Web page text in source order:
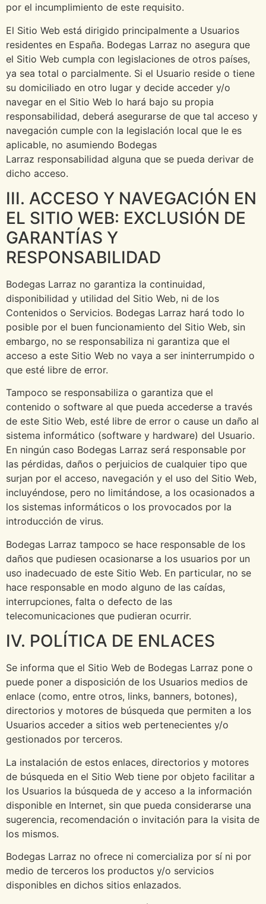
por el incumplimiento de este requisito.
El Sitio Web está dirigido principalmente a Usuarios
residentes en España. Bodegas Larraz no asegura que
el Sitio Web cumpla con legislaciones de otros países,
ya sea total o parcialmente. Si el Usuario reside o tiene
su domiciliado en otro lugar y decide acceder y/o
navegar en el Sitio Web lo hará bajo su propia
responsabilidad, deberá asegurarse de que tal acceso y
navegación cumple con la legislación local que le es
aplicable, no asumiendo Bodegas
Larraz responsabilidad alguna que se pueda derivar de
dicho acceso.
III. ACCESO Y NAVEGACIÓN EN
EL SITIO WEB: EXCLUSIÓN DE
GARANTÍAS Y
RESPONSABILIDAD
Bodegas Larraz no garantiza la continuidad,
disponibilidad y utilidad del Sitio Web, ni de los
Contenidos o Servicios. Bodegas Larraz hará todo lo
posible por el buen funcionamiento del Sitio Web, sin
embargo, no se responsabiliza ni garantiza que el
acceso a este Sitio Web no vaya a ser ininterrumpido o
que esté libre de error.
Tampoco se responsabiliza o garantiza que el
contenido o software al que pueda accederse a través
de este Sitio Web, esté libre de error o cause un daño al
sistema informático (software y hardware) del Usuario.
En ningún caso Bodegas Larraz será responsable por
las pérdidas, daños o perjuicios de cualquier tipo que
surjan por el acceso, navegación y el uso del Sitio Web,
incluyéndose, pero no limitándose, a los ocasionados a
los sistemas informáticos o los provocados por la
introducción de virus.
Bodegas Larraz tampoco se hace responsable de los
daños que pudiesen ocasionarse a los usuarios por un
uso inadecuado de este Sitio Web. En particular, no se
hace responsable en modo alguno de las caídas,
interrupciones, falta o defecto de las
telecomunicaciones que pudieran ocurrir.
IV. POLÍTICA DE ENLACES
Se informa que el Sitio Web de Bodegas Larraz pone o
puede poner a disposición de los Usuarios medios de
enlace (como, entre otros, links, banners, botones),
directorios y motores de búsqueda que permiten a los
Usuarios acceder a sitios web pertenecientes y/o
gestionados por terceros.
La instalación de estos enlaces, directorios y motores
de búsqueda en el Sitio Web tiene por objeto facilitar a
los Usuarios la búsqueda de y acceso a la información
disponible en Internet, sin que pueda considerarse una
sugerencia, recomendación o invitación para la visita de
los mismos.
Bodegas Larraz no ofrece ni comercializa por sí ni por
medio de terceros los productos y/o servicios
disponibles en dichos sitios enlazados.